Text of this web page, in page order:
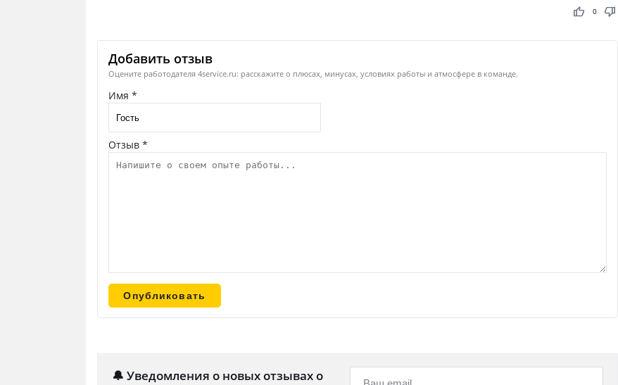
thumb_up thumb_down
0
Добавить отзыв
Оцените работодателя 4service.ru: расскажите о плюсах, минусах, условиях работы и атмосфере в команде.
Имя *
Отзыв *
🔔 Уведомления о новых отзывах о